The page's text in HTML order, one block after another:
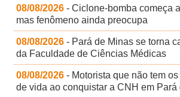
08/08/2026 - Ciclone-bomba começa
mas fenômeno ainda preocupa
08/08/2026 - Pará de Minas se torna
da Faculdade de Ciências Médicas
08/08/2026 - Motorista que não tem
de vida ao conquistar a CNH em Pará